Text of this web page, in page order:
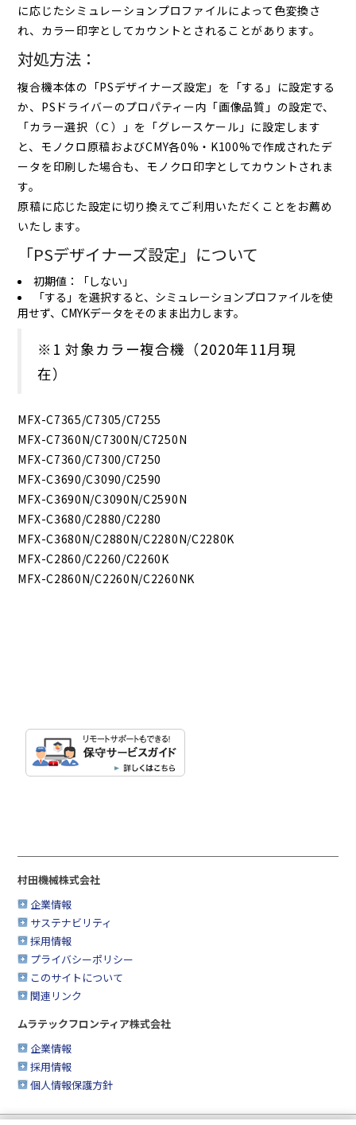
に応じたシミュレーションプロファイルによって色変換さ
れ、カラー印字としてカウントとされることがあります。
対処方法：
複合機本体の「PSデザイナーズ設定」を「する」に設定する
か、PSドライバーのプロパティー内「画像品質」の設定で、
「カラー選択（Ｃ）」を「グレースケール」に設定します
と、モノクロ原稿およびCMY各0%・K100%で作成されたデ
ータを印刷した場合も、モノクロ印字としてカウントされま
す。
原稿に応じた設定に切り換えてご利用いただくことをお薦め
いたします。
「PSデザイナーズ設定」について
初期値：「しない」
「する」を選択すると、シミュレーションプロファイルを使
用せず、CMYKデータをそのまま出力します。
※1 対象カラー複合機（2020年11月現
在）
MFX-C7365/C7305/C7255
MFX-C7360N/C7300N/C7250N
MFX-C7360/C7300/C7250
MFX-C3690/C3090/C2590
MFX-C3690N/C3090N/C2590N
MFX-C3680/C2880/C2280
MFX-C3680N/C2880N/C2280N/C2280K
MFX-C2860/C2260/C2260K
MFX-C2860N/C2260N/C2260NK
村田機械株式会社
企業情報
サステナビリティ
採用情報
プライバシーポリシー
このサイトについて
関連リンク
ムラテックフロンティア株式会社
企業情報
採用情報
個人情報保護方針